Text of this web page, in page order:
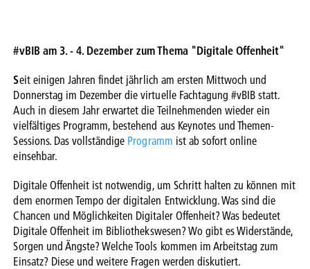
#vBIB am 3. - 4. Dezember zum Thema "Digitale Offenheit"
Seit einigen Jahren findet jährlich am ersten Mittwoch und
Donnerstag im Dezember die virtuelle Fachtagung #vBIB statt.
Auch in diesem Jahr erwartet die Teilnehmenden wieder ein
vielfältiges Programm, bestehend aus Keynotes und Themen-
Sessions. Das vollständige Programm ist ab sofort online
einsehbar.
Digitale Offenheit ist notwendig, um Schritt halten zu können mit
dem enormen Tempo der digitalen Entwicklung. Was sind die
Chancen und Möglichkeiten Digitaler Offenheit? Was bedeutet
Digitale Offenheit im Bibliothekswesen? Wo gibt es Widerstände,
Sorgen und Ängste? Welche Tools kommen im Arbeitstag zum
Einsatz? Diese und weitere Fragen werden diskutiert.